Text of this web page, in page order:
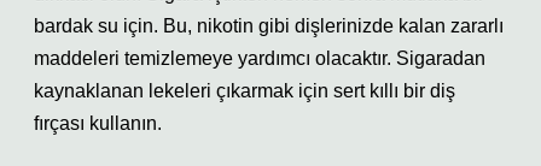
bardak su için. Bu, nikotin gibi dişlerinizde kalan zararlı
maddeleri temizlemeye yardımcı olacaktır. Sigaradan
kaynaklanan lekeleri çıkarmak için sert kıllı bir diş
fırçası kullanın.